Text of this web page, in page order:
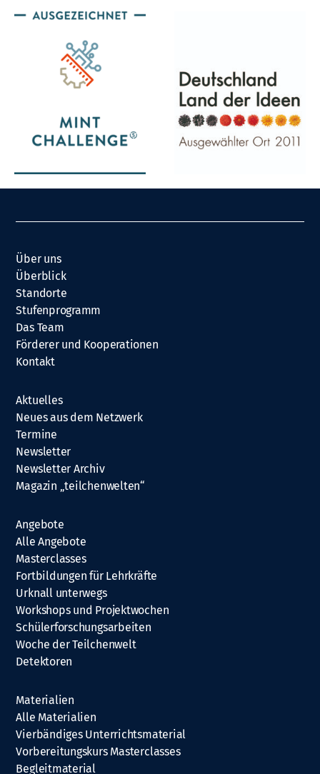
Über uns
Überblick
Standorte
Stufenprogramm
Das Team
Förderer und Kooperationen
Kontakt
Aktuelles
Neues aus dem Netzwerk
Termine
Newsletter
Newsletter Archiv
Magazin „teilchenwelten“
Angebote
Alle Angebote
Masterclasses
Fortbildungen für Lehrkräfte
Urknall unterwegs
Workshops und Projektwochen
Schülerforschungsarbeiten
Woche der Teilchenwelt
Detektoren
Materialien
Alle Materialien
Vierbändiges Unterrichtsmaterial
Vorbereitungskurs Masterclasses
Begleitmaterial